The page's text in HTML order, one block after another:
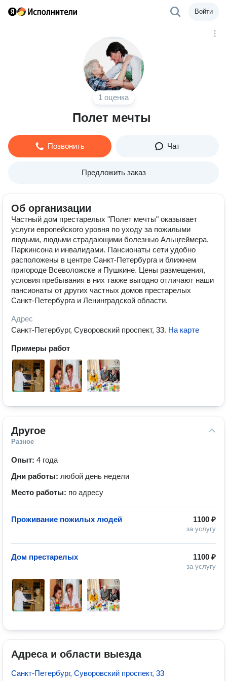
Войти
1 оценка
Полет мечты
Позвонить Чат
Предложить заказ
Об организации
Частный дом престарелых "Полет мечты" оказывает
услуги европейского уровня по уходу за пожилыми
людьми, людьми страдающими болезнью Альцгеймера,
Паркинсона и инвалидами. Пансионаты сети удобно
расположены в центре Санкт-Петербурга и ближнем
пригороде Всеволожске и Пушкине. Цены размещения,
условия пребывания в них также выгодно отличают наши
пансионаты от других частных домов престарелых
Санкт-Петербурга и Ленинградской области.
Адрес
Санкт-Петербург, Суворовский проспект, 33. На карте
Примеры работ
Другое
Разное
Опыт: 4 года
Дни работы: любой день недели
Место работы: по адресу
1100 ₽
за услугу
Проживание пожилых людей
1100 ₽
за услугу
Дом престарелых
Адреса и области выезда
Санкт-Петербург, Суворовский проспект, 33